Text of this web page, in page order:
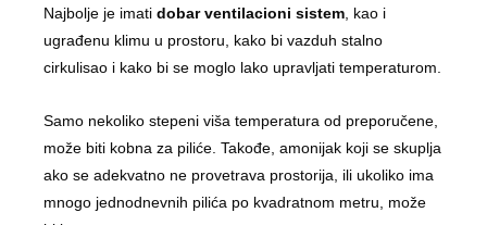
Najbolje je imati dobar ventilacioni sistem , kao i
ugrađenu klimu u prostoru, kako bi vazduh stalno
cirkulisao i kako bi se moglo lako upravljati temperaturom.
Samo nekoliko stepeni viša temperatura od preporučene,
može biti kobna za piliće. Takođe, amonijak koji se skuplja
ako se adekvatno ne provetrava prostorija, ili ukoliko ima
mnogo jednodnevnih pilića po kvadratnom metru, može